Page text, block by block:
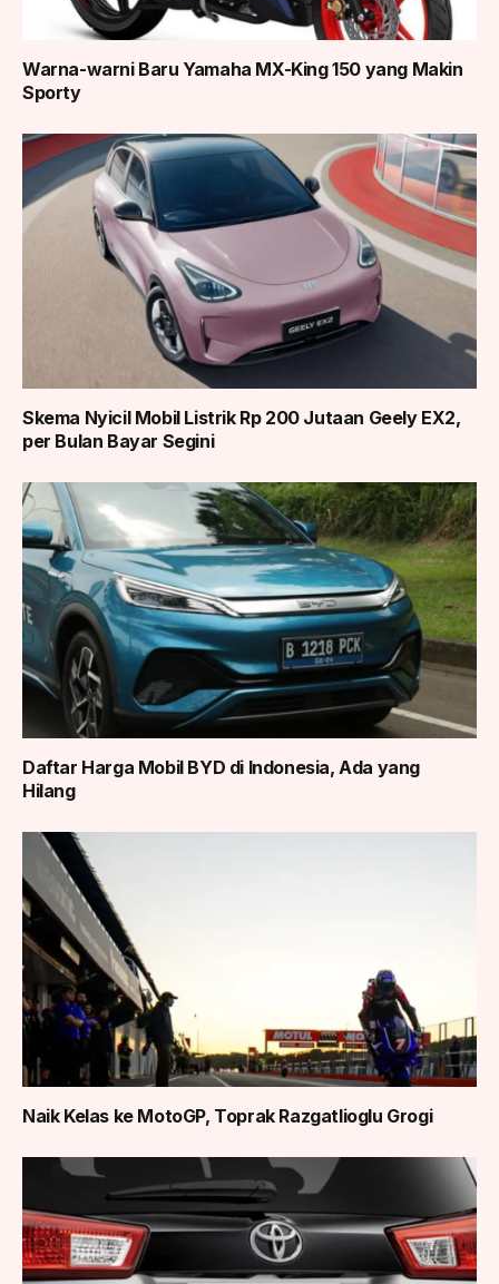
Warna-warni Baru Yamaha MX-King 150 yang Makin
Sporty
Skema Nyicil Mobil Listrik Rp 200 Jutaan Geely EX2,
per Bulan Bayar Segini
Daftar Harga Mobil BYD di Indonesia, Ada yang
Hilang
Naik Kelas ke MotoGP, Toprak Razgatlioglu Grogi